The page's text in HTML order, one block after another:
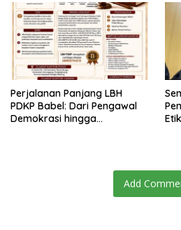
Berkeadilan
Perjalanan Panjang LBH
PDKP Babel: Dari Pengawal
Demokrasi hingga
Add